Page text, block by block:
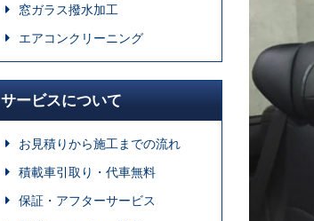
窓ガラス撥水加工
エアコンクリーニング
サービスについて
お見積りから施工までの流れ
積載車引取り・代車無料
保証・アフターサービス